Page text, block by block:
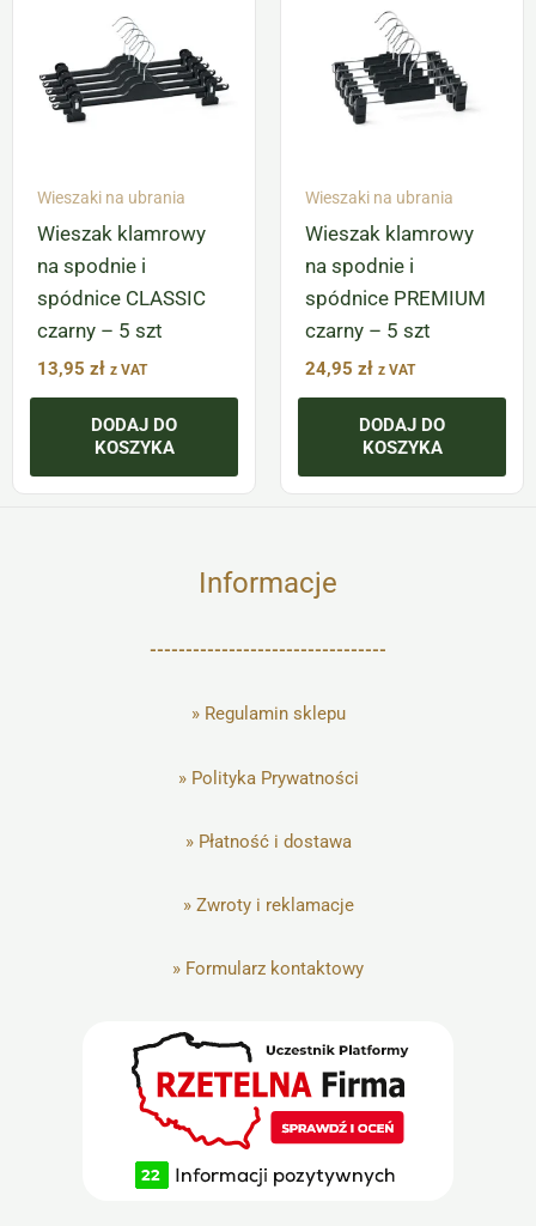
Wieszaki na ubrania
Wieszak klamrowy
na spodnie i
spódnice CLASSIC
czarny – 5 szt
13,95 zł z VAT
DODAJ DO
KOSZYKA
Wieszaki na ubrania
Wieszak klamrowy
na spodnie i
spódnice PREMIUM
czarny – 5 szt
24,95 zł z VAT
DODAJ DO
KOSZYKA
Informacje
---------------------------------
» Regulamin sklepu
» Polityka Prywatności
» Płatność i dostawa
» Zwroty i reklamacje
» Formularz kontaktowy